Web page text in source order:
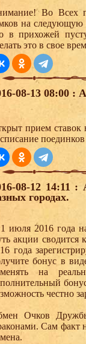
Во Всех
на следующую
в прихожей
это в свое
08-13 08:00 :
прием ставок
08-12 14:11
городах.
июля 2016 года
акции сводится
года
бонус в
на
честно
Очков Дружбы
Сам факт